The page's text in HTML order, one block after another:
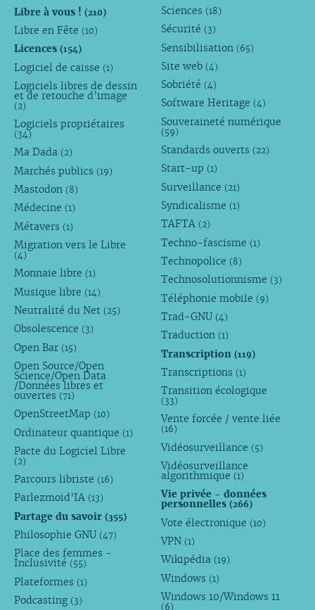
Libre à vous ! (210)
Libre en Fête (10)
Licences (154)
Logiciel de caisse (1)
Logiciels libres de dessin
et de retouche d’image
(2)
Logiciels propriétaires
(34)
Ma Dada (2)
Marchés publics (19)
Mastodon (8)
Médecine (1)
Métavers (1)
Migration vers le Libre
(4)
Monnaie libre (1)
Musique libre (14)
Neutralité du Net (25)
Obsolescence (3)
Open Bar (15)
Open Source/Open
Science/Open Data
/Données libres et
ouvertes (71)
OpenStreetMap (10)
Ordinateur quantique (1)
Pacte du Logiciel Libre
(2)
Parcours libriste (16)
Parlezmoid’IA (13)
Partage du savoir (355)
Philosophie GNU (47)
Place des femmes -
Inclusivité (55)
Plateformes (1)
Podcasting (3)
Sciences (18)
Sécurité (3)
Sensibilisation (65)
Site web (4)
Sobriété (4)
Software Heritage (4)
Souveraineté numérique
(59)
Standards ouverts (22)
Start-up (1)
Surveillance (21)
Syndicalisme (1)
TAFTA (2)
Techno-fascisme (1)
Technopolice (8)
Technosolutionnisme (3)
Téléphonie mobile (9)
Trad-GNU (4)
Traduction (1)
Transcription(119)
Transcriptions (1)
Transition écologique
(33)
Vente forcée / vente liée
(16)
Vidéosurveillance (5)
Vidéosurveillance
algorithmique (1)
Vie privée - données
personnelles(266)
Vote électronique (10)
VPN (1)
Wikipédia (19)
Windows (1)
Windows 10/Windows 11
(6)